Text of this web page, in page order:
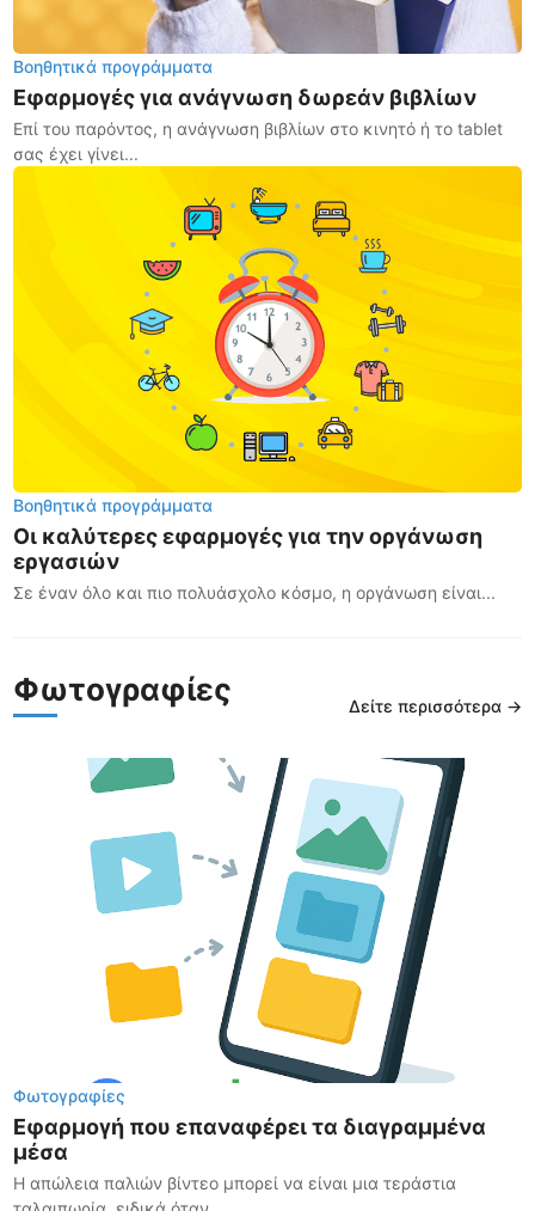
Βοηθητικά προγράμματα
Εφαρμογές για ανάγνωση δωρεάν βιβλίων
Επί του παρόντος, η ανάγνωση βιβλίων στο κινητό ή το tablet
σας έχει γίνει...
Βοηθητικά προγράμματα
Οι καλύτερες εφαρμογές για την οργάνωση
εργασιών
Σε έναν όλο και πιο πολυάσχολο κόσμο, η οργάνωση είναι...
Φωτογραφίες Δείτε περισσότερα →
Φωτογραφίες
Εφαρμογή που επαναφέρει τα διαγραμμένα
μέσα
Η απώλεια παλιών βίντεο μπορεί να είναι μια τεράστια